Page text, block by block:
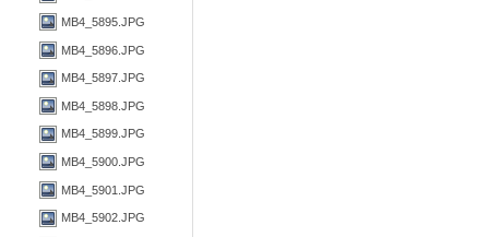
MB4_5895.JPG
MB4_5896.JPG
MB4_5897.JPG
MB4_5898.JPG
MB4_5899.JPG
MB4_5900.JPG
MB4_5901.JPG
MB4_5902.JPG